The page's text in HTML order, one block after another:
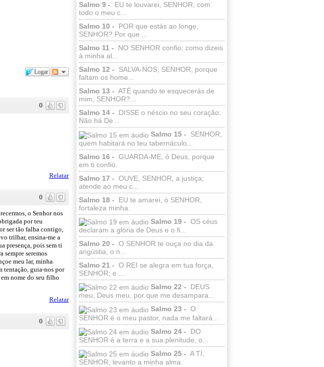
Salmo 9 -
EU te louvarei, SENHOR, com
todo o meu c...
Salmo 10 -
POR que estás ao longe,
SENHOR? Por que ...
Salmo 11 -
NO SENHOR confio; como dizeis
à minha al...
Salmo 12 -
SALVA-NOS, SENHOR, porque
faltam os home...
Salmo 13 - ATÉ quando te esquecerás de
mim, SENHOR?...
Salmo 14 -
DISSE o néscio no seu coração:
Não há De...
Salmo 15 -
SENHOR,
quem habitará no teu tabernáculo...
Salmo 16 - GUARDA-ME, ó Deus, porque
em ti confio.
Salmo 17 - OUVE, SENHOR, a justiça;
atende ao meu c...
Salmo 18 -
EU te amarei, ó SENHOR,
fortaleza minha.
Salmo 19 - OS céus
declaram a glória de Deus e o fi...
Salmo 20 - O SENHOR te ouça no dia da
angústia, o n...
Salmo 21 - O REI se alegra em tua força,
SENHOR; e ...
Salmo 22 -
DEUS
meu, Deus meu, por que me desampara...
Salmo 23 - O
SENHOR é o meu pastor, nada me faltará...
Salmo 24 -
DO
SENHOR é a terra e a sua plenitude, o...
Salmo 25 - A TI,
SENHOR, levanto a minha alma.
Logar
0
Relatar
0
o Senhor nos
por teu
ser tão falha contigo,
trilhar, ensina-me a
presença, pois sem ti
sempre seremos
meu lar, minha
tentação, guia-nos por
nome do seu filho
Relatar
0